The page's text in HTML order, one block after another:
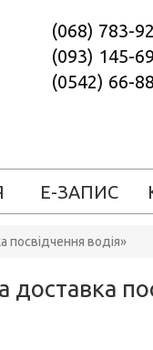
(068) 783-
(093) 145-
(0542) 66-
Е-ЗАПИС
посвідчення водія»
доставка